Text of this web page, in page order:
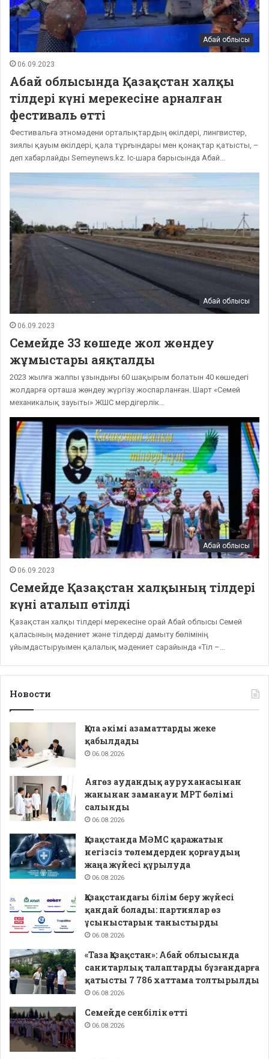
Абай облысы
06.09.2023
Абай облысында Қазақстан халқы
тілдері күні мерекесіне арналған
фестиваль өтті
Фестивальға этномәдени орталықтардың өкілдері, лингвистер,
зиялы қауым өкілдері, қала тұрғындары мен қонақтар қатысты, –
деп хабарлайды Semeynews.kz. Іс-шара барысында Абай…
Абай облысы
06.09.2023
Семейде 33 көшеде жол жөндеу
жұмыстары аяқталды
2023 жылға жалпы ұзындығы 60 шақырым болатын 40 көшедегі
жолдарға орташа жөндеу жүргізу жоспарланған. Шарт «Семей
механикалық зауыты» ЖШС мердігерлік…
Абай облысы
06.09.2023
Семейде Қазақстан халқының тілдері
күні аталып өтілді
Қазақстан халқы тілдері мерекесіне орай Абай облысы Семей
қаласының мәдениет және тілдерді дамыту бөлімінің
ұйымдастыруымен қалалық мәдениет сарайында «Тіл –…
Новости
Қала әкімі азаматтарды жеке
қабылдады
06.08.2026
Аягөз аудандық ауруханасынан
жанынан заманауи МРТ бөлімі
салынды
06.08.2026
Қазақстанда МӘМС қаражатын
негізсіз төлемдерден қорғаудың
жаңа жүйесі құрылуда
06.08.2026
Қазақстандағы білім беру жүйесі
қандай болады: партиялар өз
ұсыныстарын таныстырды
06.08.2026
«Таза Қазақстан»: Абай облысында
санитарлық талаптарды бұзғандарға
қатысты 7 786 хаттама толтырылды
06.08.2026
Семейде сенбілік өтті
06.08.2026